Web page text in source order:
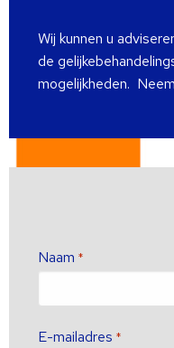
Wij kunnen u
de
mogelijkheden.
Naam *
E-mailadres *